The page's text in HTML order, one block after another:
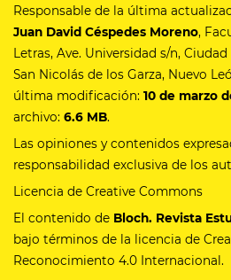
Responsable de la última
Juan David Céspedes Moreno,
Letras, Ave. Universidad s/n,
San Nicolás de los Garza, Nuevo
última modificación: 10 de marzo
archivo: 6.6 MB.
Las opiniones y contenidos
responsabilidad exclusiva de los
Licencia de Creative Commons
El contenido de Bloch. Revista
bajo términos de la licencia de
Reconocimiento 4.0 Internacional.